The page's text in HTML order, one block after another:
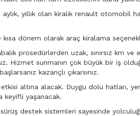
yıllık olan kiralık renault otomobil
dönem olarak araç kiralama
prosedürlerden uzak, sınırsız km ve
Hizmet sunmanın çok büyük bir iş
kazançlı çıkarsınız.
altına alacak. Duygu dolu hatları,
keyifli yaşanacak.
sürüş destek sistemleri sayesinde